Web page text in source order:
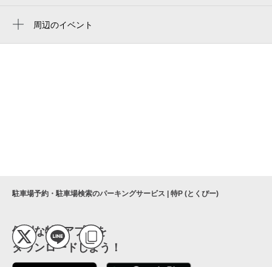
パナコーポ
大願寺周辺のイベント
駐車場予約・駐車場検索のパーキングサービス | 特P (とくぴー)
便利な特Pアプリを
ダウンロードしよう！